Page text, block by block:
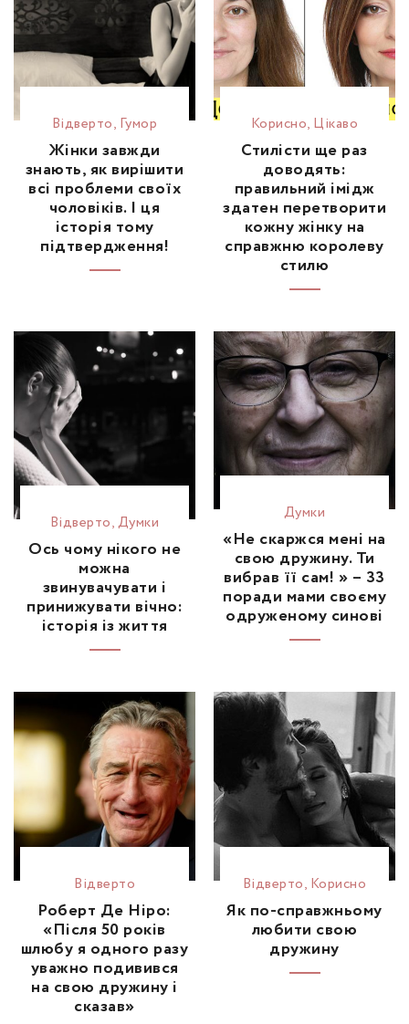
Відвертo, Гумор
Жінки завжди
знають, як вирішити
всі проблеми своїх
чоловіків. І ця
історія тому
підтвердження!
Корисно, Цікаво
Стилісти ще раз
доводять:
правильний імідж
здатен перетворити
кожну жінку на
справжню королеву
стилю
Відвертo,Думки
Ось чому нікого не
можна
звинувачувати і
принижувати вічно:
історія із життя
Думки
«Не скаржся мені на
свою дружину. Ти
вибрав її сам! » – 33
поради мами своєму
одруженому синові
Відвертo
Роберт Де Ніро:
«Після 50 років
шлюбу я одного разу
уважно подивився
на свою дружину і
сказав»
Відвертo, Корисно
Як по-справжньому
любити свою
дружину